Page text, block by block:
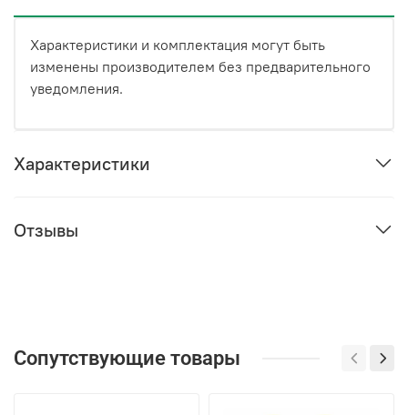
Характеристики и комплектация могут быть
изменены производителем без предварительного
уведомления.
Характеристики
Отзывы
Сопутствующие товары